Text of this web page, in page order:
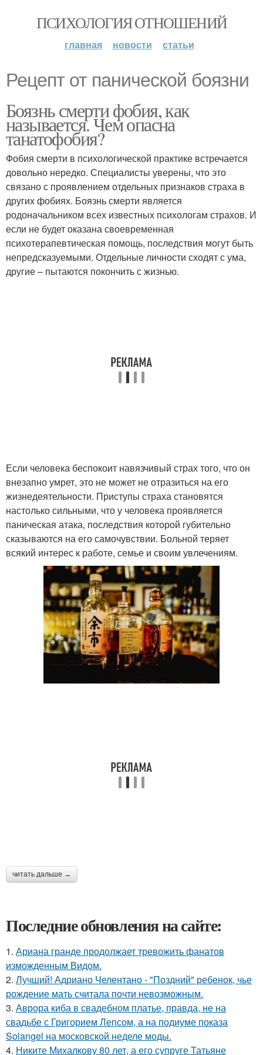
ПСИХОЛОГИЯ ОТНОШЕНИЙ
главная новости статьи
Рецепт от панической боязни
Боязнь смерти фобия, как
называется. Чем опасна
танатофобия?
Фобия смерти в психологической практике встречается
довольно нередко. Специалисты уверены, что это
связано с проявлением отдельных признаков страха в
других фобиях. Боязнь смерти является
родоначальником всех известных психологам страхов. И
если не будет оказана своевременная
психотерапевтическая помощь, последствия могут быть
непредсказуемыми. Отдельные личности сходят с ума,
другие – пытаются покончить с жизнью.
Если человека беспокоит навязчивый страх того, что он
внезапно умрет, это не может не отразиться на его
жизнедеятельности. Приступы страха становятся
настолько сильными, что у человека проявляется
паническая атака, последствия которой губительно
сказываются на его самочувствии. Больной теряет
всякий интерес к работе, семье и своим увлечениям.
читать дальше →
Последние обновления на сайте:
1. Ариана гранде продолжает тревожить фанатов
изможденным Видом.
2. Лучший! Адриано Челентано - "Поздний" ребенок, чье
рождение мать считала почти невозможным.
3. Аврора киба в свадебном платье, правда, не на
свадьбе с Григорием Лепсом, а на подиуме показа
Solangel на московской неделе моды.
4. Никите Михалкову 80 лет, а его супруге Татьяне